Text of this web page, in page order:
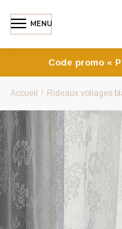
MENU
Code promo «
Accueil / Rideaux voilages